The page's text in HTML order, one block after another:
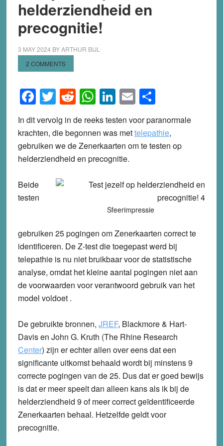
helderziendheid en
precognitie!
3 MAY 2024 BYARTHUR BIJL
2 COMMENTS
Facebook
Twitter
Reddit
WhatsApp
LinkedIn
EmailShare
In dit vervolg in de reeks testen voor paranormale
krachten, die begonnen was mettelepathie,
gebruiken we de Zenerkaarten om te testen op
helderziendheid en precognitie.
Sfeerimpressie
Beide
testen
gebruiken 25 pogingen om Zenerkaarten correct te
identificeren. De Z-test die toegepast werd bij
telepathie is nu niet bruikbaar voor de statistische
analyse, omdat het kleine aantal pogingen niet aan
de voorwaarden voor verantwoord gebruik van het
model voldoet .
De gebruikte bronnen, JREF, Blackmore & Hart-
Davis en John G. Kruth (The Rhine Research
Center) zijn er echter allen over eens dat een
significante uitkomst behaald wordt bij minstens 9
correcte pogingen van de 25. Dus dat er goed bewijs
is dat er meer speelt dan alleen kans als ik bij de
helderziendheid 9 of meer correct geïdentificeerde
Zenerkaarten behaal. Hetzelfde geldt voor
precognitie.